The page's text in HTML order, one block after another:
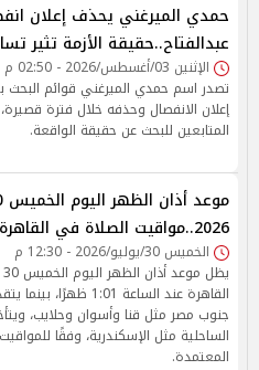
حمدي الميرغني يحذف إعلان
عبدالفتاح..حقيقة الأزمة تثير
الإثنين 03/أغسطس/2026 - 02:50 م
تصدر اسم حمدي الميرغني قوائم البحث
إعلان الانفصال وحذفه خلال فترة
المتابعين للبحث عن حقيقة الواقعة.
2026..مواقيت الصلاة في القاهرة والمحافظات
الخميس 30/يوليو/2026 - 12:30 م
القاهرة عند الساعة 1:01
جنوب مصر مثل قنا وأسوان وحلايب،
الساحلية مثل الإسكندرية، وفقًا
المعتمدة.